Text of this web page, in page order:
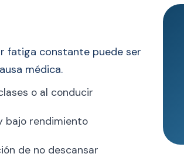
fatiga constante puede ser
médica.
o al conducir
bajo rendimiento
de no descansar